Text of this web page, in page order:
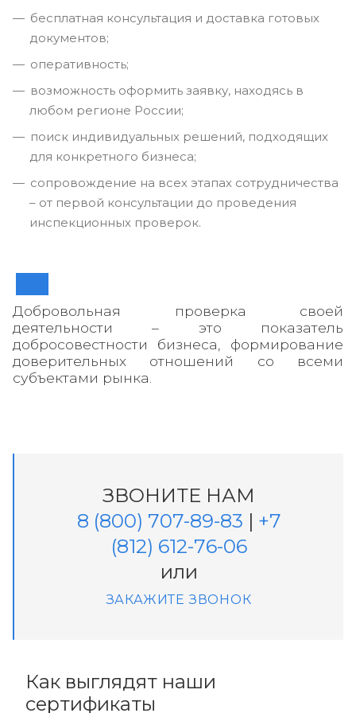
бесплатная консультация и доставка готовых
документов;
оперативность;
возможность оформить заявку, находясь в
любом регионе России;
поиск индивидуальных решений, подходящих
для конкретного бизнеса;
сопровождение на всех этапах сотрудничества
– от первой консультации до проведения
инспекционных проверок.
Добровольная проверка своей
деятельности – это показатель
добросовестности бизнеса, формирование
доверительных отношений со всеми
субъектами рынка.
ЗВОНИТЕ НАМ
8 (800) 707-89-83 | +7
(812) 612-76-06
или
ЗАКАЖИТЕ ЗВОНОК
Как выглядят наши
сертификаты